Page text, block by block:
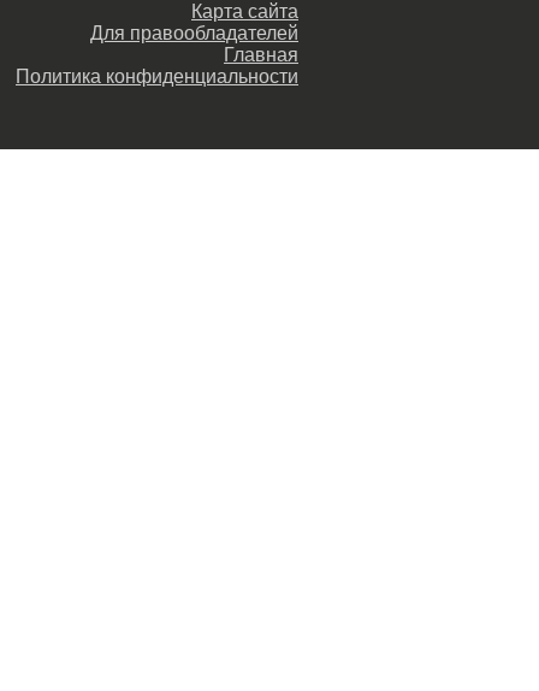
Карта сайта
Для правообладателей
Главная
Политика конфиденциальности